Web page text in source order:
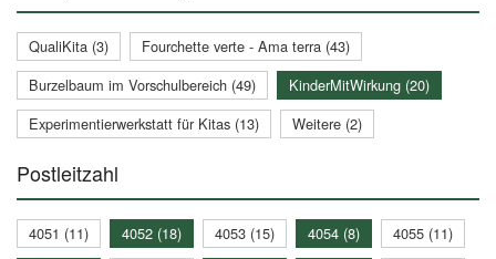
QualiKita (3)
Fourchette verte - Ama terra (43)
Burzelbaum im Vorschulbereich (49)
KinderMitWirkung (20)
Experimentierwerkstatt für Kitas (13)
Weitere (2)
Postleitzahl
4051 (11) 4052 (18) 4053 (15) 4054 (8)
4055 (11)